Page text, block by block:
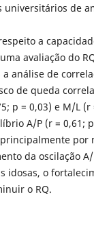
de
a
avaliação do
a análise de
de queda
p = 0,03) e M/L (r
A/P (r = 0,61;
por
da oscilação
idosas, o
o RQ.